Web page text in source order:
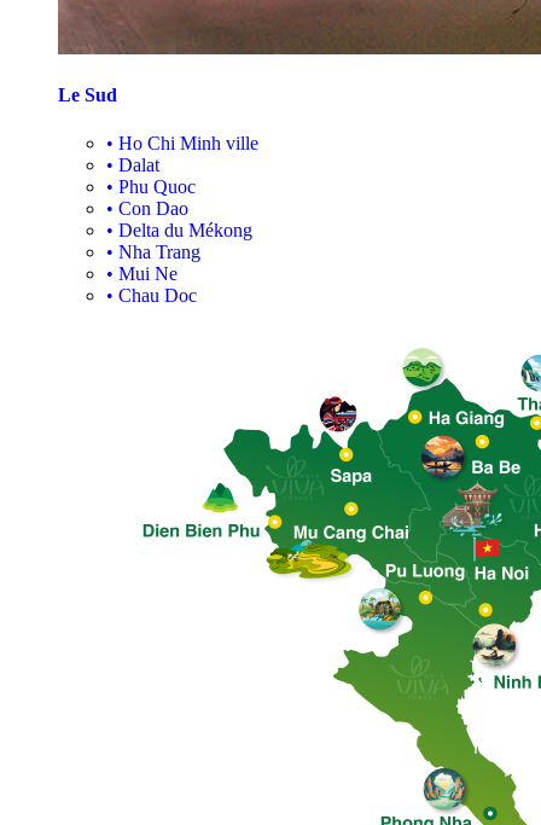
Le Sud
• Ho Chi Minh ville
• Dalat
• Phu Quoc
• Con Dao
• Delta du Mékong
• Nha Trang
• Mui Ne
• Chau Doc